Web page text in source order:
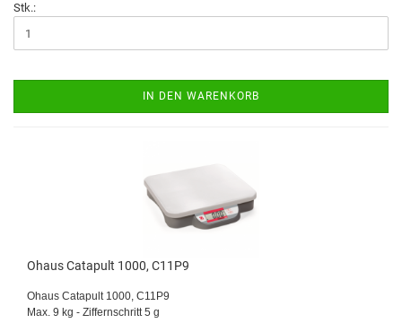
Stk.:
IN DEN WARENKORB
Ohaus Catapult 1000, C11P9
Ohaus Catapult 1000, C11P9
Max. 9 kg - Ziffernschritt 5 g